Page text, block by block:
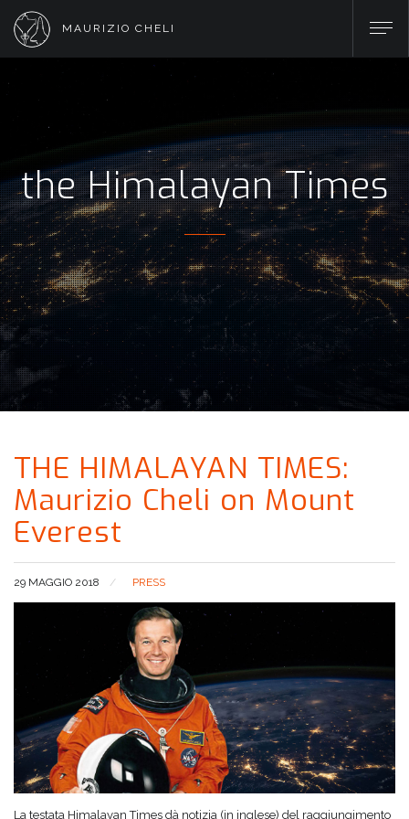
MAURIZIO CHELI
the Himalayan Times
THE HIMALAYAN TIMES:
Maurizio Cheli on Mount
Everest
29 MAGGIO 2018 PRESS
La testata Himalayan Times dà notizia (in inglese) del raggiungimento